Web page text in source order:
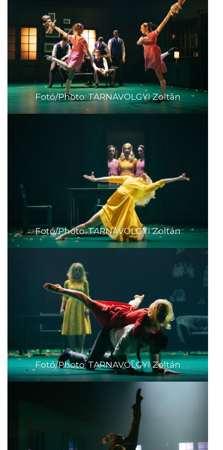
Fotó/Photo: TARNAVÖLGYI Zoltán
Fotó/Photo: TARNAVÖLGYI Zoltán
Fotó/Photo: TARNAVÖLGYI Zoltán